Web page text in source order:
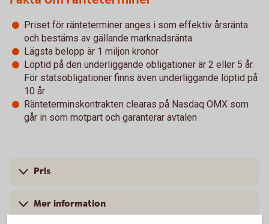
Priset för ränteterminer anges i som effektiv årsränta
och bestäms av gällande marknadsränta.
Lägsta belopp är 1 miljon kronor
Löptid på den underliggande obligationer är 2 eller 5 år.
För statsobligationer finns även underliggande löptid på
10 år
Ränteterminskontrakten clearas på Nasdaq OMX som
går in som motpart och garanterar avtalen
Pris
Mer information